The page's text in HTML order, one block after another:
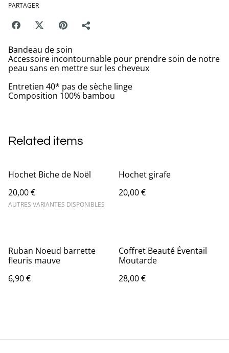
PARTAGER
Bandeau de soin
Accessoire incontournable pour prendre soin de notre
peau sans en mettre sur les cheveux
Entretien 40* pas de sèche linge
Composition 100% bambou
Related items
Hochet Biche de Noël
20,00 €
AUTRES VARIANTES DISPONIBLES
Hochet girafe
20,00 €
Ruban Noeud barrette
fleuris mauve
6,90 €
Coffret Beauté Éventail
Moutarde
28,00 €